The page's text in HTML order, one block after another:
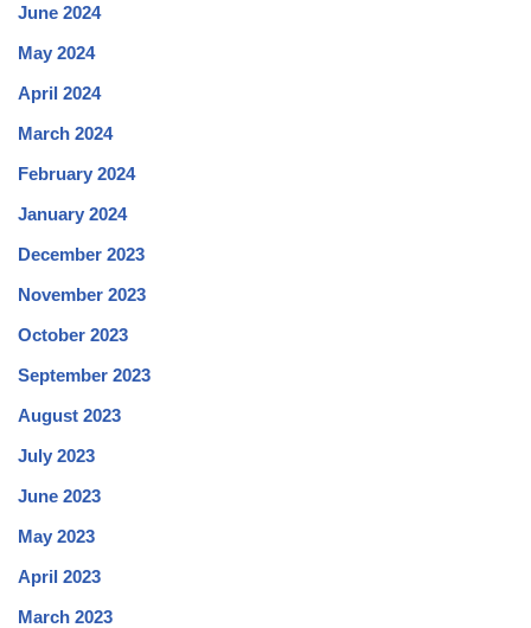
June 2024
May 2024
April 2024
March 2024
February 2024
January 2024
December 2023
November 2023
October 2023
September 2023
August 2023
July 2023
June 2023
May 2023
April 2023
March 2023